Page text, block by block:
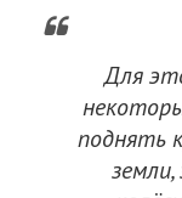
Для
поднять